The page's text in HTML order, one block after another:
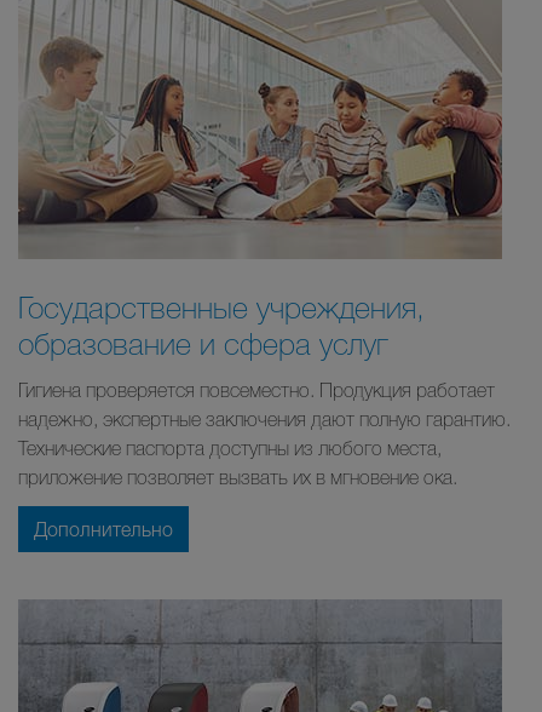
Государственные учреждения,
образование и сфера услуг
Гигиена проверяется повсеместно. Продукция работает
надежно, экспертные заключения дают полную гарантию.
Технические паспорта доступны из любого места,
приложение позволяет вызвать их в мгновение ока.
Дополнительно